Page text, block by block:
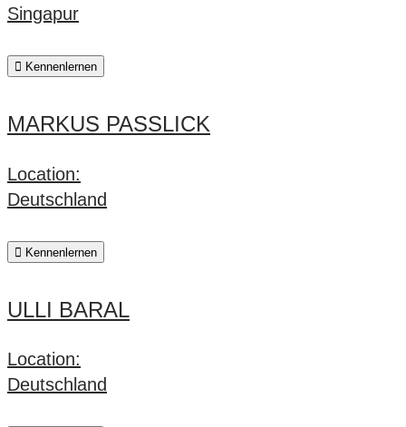
Singapur
Kennenlernen
MARKUS PASSLICK
Location:
Deutschland
Kennenlernen
ULLI BARAL
Location:
Deutschland